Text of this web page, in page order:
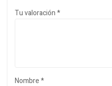
Tu valoración*
Nombre*